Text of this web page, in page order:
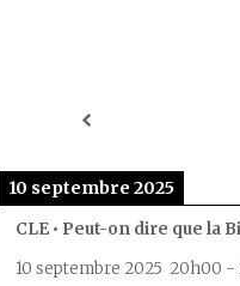
10 septembre 2025
CLE • Peut-on dire que la
10 septembre 2025 20h00 -